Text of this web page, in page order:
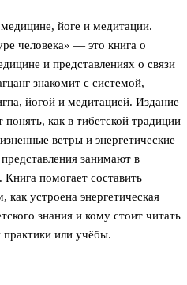
йоге и медитации.
человека» — это книга о
и представлениях о связи
знакомит с системой,
йогой и медитацией. Издание
как в тибетской традиции
ветры и энергетические
занимают в
помогает составить
как устроена энергетическая
знания и кому стоит читать
практики или учёбы.